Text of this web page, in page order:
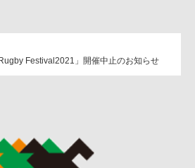
Rugby Festival2021」開催中止のお知らせ